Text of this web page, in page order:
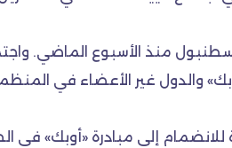
اسطنبول منذ الأسبوع الماضي.
والدول غير الأعضاء في
إلى مبادرة «أوبك» في